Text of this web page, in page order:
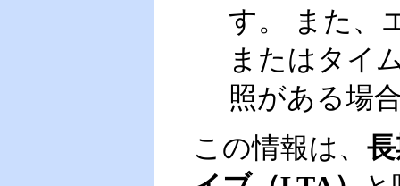
す。 また、
またはタイ
照がある場
この情報は、